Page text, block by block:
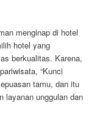
menginap di hotel
hotel yang
berkualitas. Karena,
“Kunci
tamu, dan itu
layanan unggulan dan